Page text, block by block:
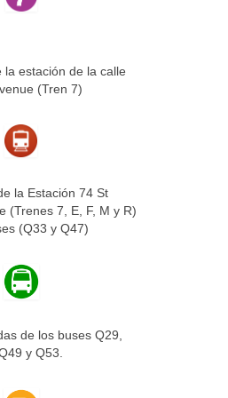
la estación de la calle
(Tren 7)
la Estación 74 St
(Trenes 7, E, F, M y R)
(Q33 y Q47)
de los buses Q29,
y Q53.